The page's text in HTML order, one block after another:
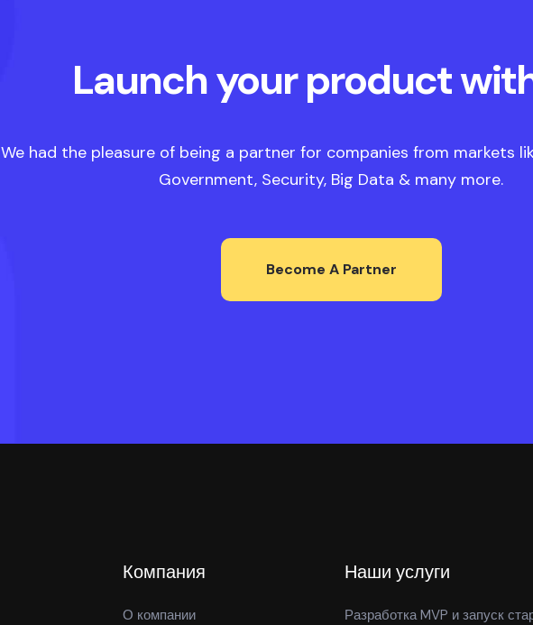
Launch your product
We had the pleasure of being a partner for companies from markets
Government, Security, Big Data & many more.
Become A Partner
Компания
О компании
Наши услуги
Разработка MVP и запуск